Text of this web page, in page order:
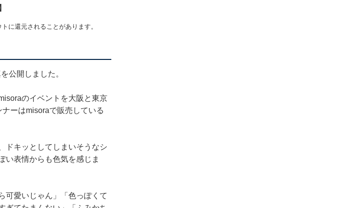
に還元されることがあります。
公開しました。
のイベントを大阪と東京
ーはmisoraで販売している
ドキッとしてしまいそうなシ
い表情からも色気を感じま
可愛いじゃん」「色っぽくて